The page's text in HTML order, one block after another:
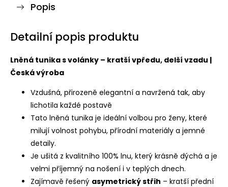
Popis
Detailní popis produktu
Lněná tunika s volánky – kratší vpředu, delší vzadu |
Česká výroba
Vzdušná, přirozeně elegantní a navržená tak, aby
lichotila každé postavě
Tato lněná tunika je ideální volbou pro ženy, které
milují volnost pohybu, přírodní materiály a jemné
detaily.
Je ušitá z kvalitního 100% lnu, který krásně dýchá a je
velmi příjemný na nošení i v teplých dnech.
Zajímavě řešený asymetrický střih – kratší přední